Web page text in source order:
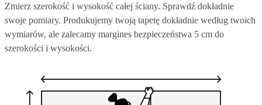
Zmierz szerokość i wysokość całej ściany. Sprawdź dokładnie
swoje pomiary. Produkujemy twoją tapetę dokładnie według twoich
wymiarów, ale zalecamy margines bezpieczeństwa 5 cm do
szerokości i wysokości.